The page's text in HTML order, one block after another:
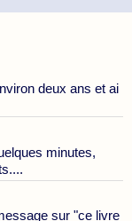
deux ans et ai
minutes,
sur "ce livre